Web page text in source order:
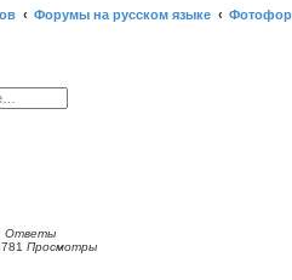
Форумы на русском языке
Ответы
Просмотры